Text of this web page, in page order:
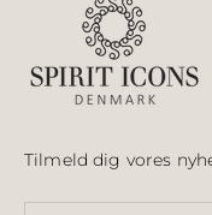
Tilmeld dig vores